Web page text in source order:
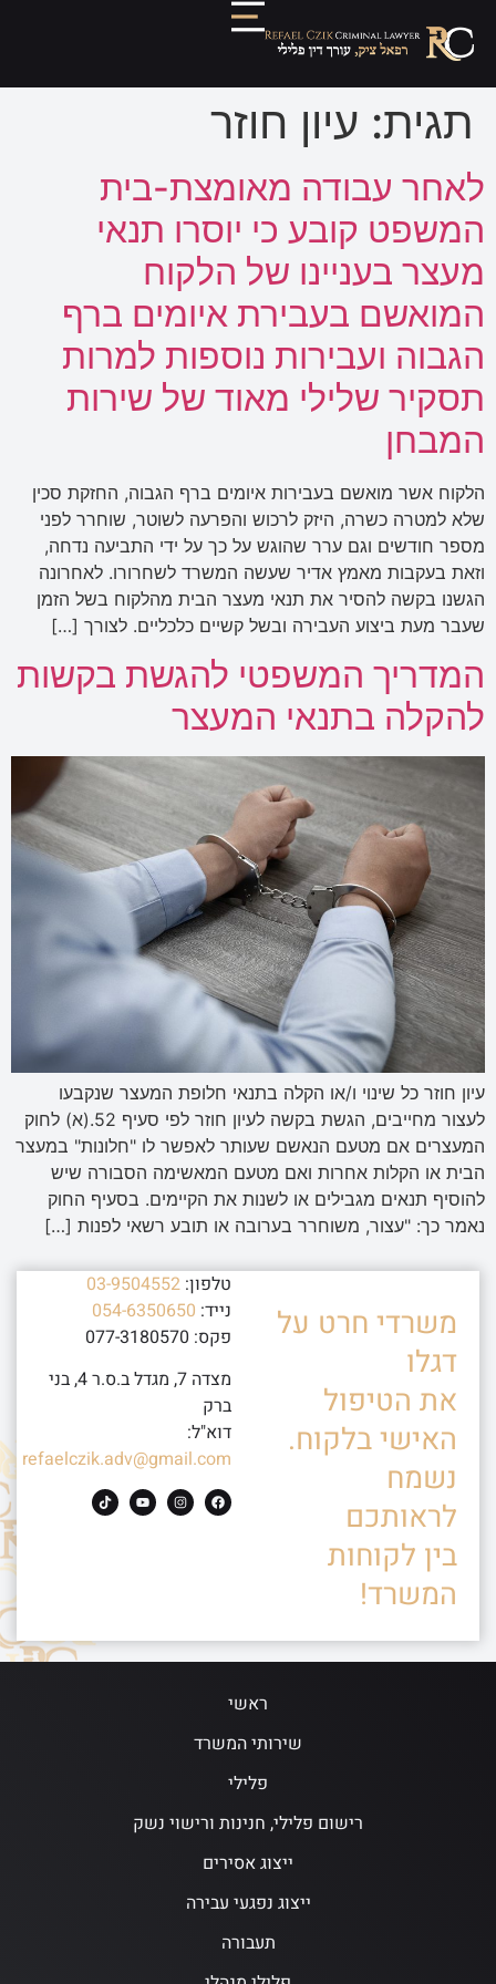
תגית: עיון חוזר
לאחר עבודה מאומצת-בית
המשפט קובע כי יוסרו תנאי
מעצר בעניינו של הלקוח
המואשם בעבירת איומים ברף
הגבוה ועבירות נוספות למרות
תסקיר שלילי מאוד של שירות
המבחן
הלקוח אשר מואשם בעבירות איומים ברף הגבוה, החזקת סכין
שלא למטרה כשרה, היזק לרכוש והפרעה לשוטר, שוחרר לפני
מספר חודשים וגם ערר שהוגש על כך על ידי התביעה נדחה,
וזאת בעקבות מאמץ אדיר שעשה המשרד לשחרורו. לאחרונה
הגשנו בקשה להסיר את תנאי מעצר הבית מהלקוח בשל הזמן
שעבר מעת ביצוע העבירה ובשל קשיים כלכליים. לצורך […]
המדריך המשפטי להגשת בקשות
להקלה בתנאי המעצר
עיון חוזר כל שינוי ו/או הקלה בתנאי חלופת המעצר שנקבעו
לעצור מחייבים, הגשת בקשה לעיון חוזר לפי סעיף 52.(א) לחוק
המעצרים אם מטעם הנאשם שעותר לאפשר לו "חלונות" במעצר
הבית או הקלות אחרות ואם מטעם המאשימה הסבורה שיש
להוסיף תנאים מגבילים או לשנות את הקיימים. בסעיף החוק
נאמר כך: "עצור, משוחרר בערובה או תובע רשאי לפנות […]
משרדי חרט על
דגלו
את הטיפול
האישי בלקוח.
נשמח
לראותכם
בין לקוחות
המשרד!
טלפון: 03-9504552
נייד: 054-6350650
פקס: 077-3180570
מצדה 7, מגדל ב.ס.ר 4, בני
ברק
דוא"ל:
refaelczik.adv@gmail.com
ראשי
שירותי המשרד
פלילי
רישום פלילי, חנינות ורישוי נשק
ייצוג אסירים
ייצוג נפגעי עבירה
תעבורה